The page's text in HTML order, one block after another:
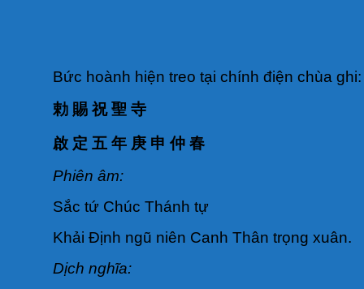
Bức hoành hiện treo tại chính điện chùa ghi:
勅 賜 祝 聖 寺
啟 定 五 年 庚 申 仲 春
Phiên âm:
Sắc tứ Chúc Thánh tự
Khải Định ngũ niên Canh Thân trọng xuân.
Dịch nghĩa: